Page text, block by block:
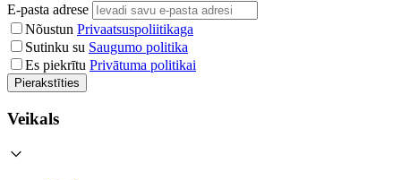
E-pasta adrese
Nõustun Privaatsuspoliitikaga
Sutinku su Saugumo politika
Es piekrītu Privātuma politikai
Pierakstīties
Veikals